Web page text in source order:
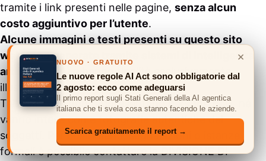
tramite i link presenti nelle pagine, senza alcun
costo aggiuntivo per l’utente.
Alcune immagini e testi presenti su questo sito
web sono generate tramite sistemi di intelligenza
artificiale (IA)
e hanno finalità esclusivamente
illustrative.
Tali immagini non rappresentano persone reali, né
vanno intese come fotografie autentiche dei
soggetti. Per chiarimenti, segnalazioni o istanze
formali è possibile contattare laDIVISIONE DI
×
NUOVO · GRATUITO
Le nuove regole AI Act sono obbligatorie dal
2 agosto: ecco come adeguarsi
Il primo report sugli Stati Generali della AI agentica
italiana che ti svela cosa stanno facendo le aziende.
Scarica gratuitamente il report →